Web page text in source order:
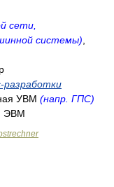
сети,
системы)
разработки
УВМ (напр. ГПС)
ЭВМ